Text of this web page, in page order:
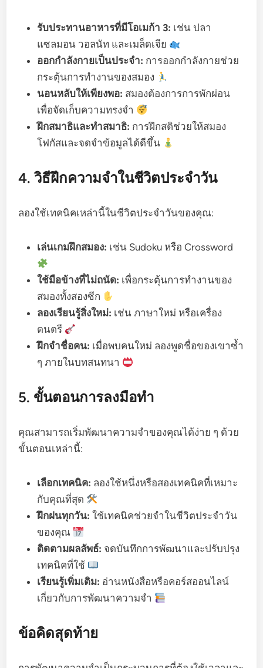
รับประทานอาหารที่มีโอเมก้า 3: เช่น ปลา
แซลมอน วอลนัท และเมล็ดเจีย
ออกกำลังกายเป็นประจำ: การออกกำลังกายช่วย
กระตุ้นการทำงานของสมอง
นอนหลับให้เพียงพอ: สมองต้องการการพักผ่อน
เพื่อจัดเก็บความทรงจำ
ฝึกสมาธิและทำสมาธิ: การฝึกสติช่วยให้สมอง
โฟกัสและจดจำข้อมูลได้ดีขึ้น
4. วิธีฝึกความจำในชีวิตประจำวัน
ลองใช้เทคนิคเหล่านี้ในชีวิตประจำวันของคุณ:
เล่นเกมฝึกสมอง: เช่น Sudoku หรือ Crossword
ใช้มือข้างที่ไม่ถนัด: เพื่อกระตุ้นการทำงานของ
สมองทั้งสองซีก
ลองเรียนรู้สิ่งใหม่: เช่น ภาษาใหม่ หรือเครื่อง
ดนตรี
ฝึกจำชื่อคน: เมื่อพบคนใหม่ ลองพูดชื่อของเขาซ้ำ
ๆ ภายในบทสนทนา
5. ขั้นตอนการลงมือทำ
คุณสามารถเริ่มพัฒนาความจำของคุณได้ง่าย ๆ ด้วย
ขั้นตอนเหล่านี้:
เลือกเทคนิค: ลองใช้หนึ่งหรือสองเทคนิคที่เหมาะ
กับคุณที่สุด
ฝึกฝนทุกวัน: ใช้เทคนิคช่วยจำในชีวิตประจำวัน
ของคุณ
ติดตามผลลัพธ์: จดบันทึกการพัฒนาและปรับปรุง
เทคนิคที่ใช้
เรียนรู้เพิ่มเติม: อ่านหนังสือหรือคอร์สออนไลน์
เกี่ยวกับการพัฒนาความจำ
ข้อคิดสุดท้าย